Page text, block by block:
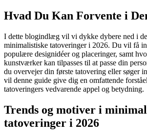
Hvad Du Kan Forvente i
I dette blogindlæg vil vi dykke dybere ned i
minimalistiske tatoveringer i 2026. Du vil få
populære designidéer og placeringer, samt
kunstværker kan tilpasses til at passe din
du overvejer din første tatovering eller søger
vil denne guide give dig en omfattende
tatoveringers vedvarende appel og betydning.
Trends og motiver i
tatoveringer i 2026